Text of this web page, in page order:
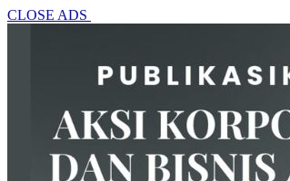
CLOSE ADS